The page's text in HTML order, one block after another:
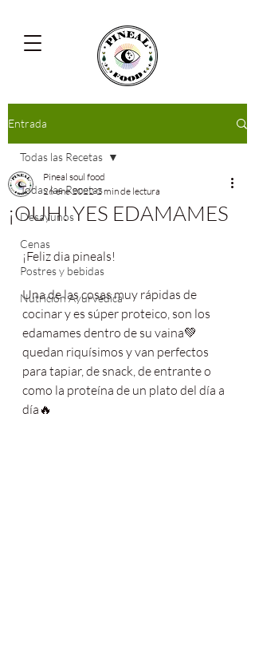
Entrada
Todas las Recetas
Desayunos
Cenas
Postres y bebidas
Nutrición Ayurvédica
Todas las Recetas
¡OUH! YES EDAMAMES
Pineal soul food
26 ene 2022 2 min de lectura
¡Feliz dia pineals!
Una de las cosas muy rápidas de
cocinar y es súper proteico, son los
edamames dentro de su vaina💚
quedan riquísimos y van perfectos
para tapiar, de snack, de entrante o
como la proteína de un plato del día a
día🔥